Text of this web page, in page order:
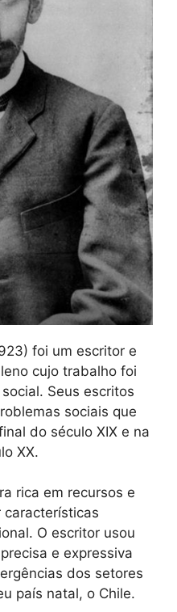
foi um escritor e
cujo trabalho foi
Seus escritos
sociais que
do século XIX e na
XX.
rica em recursos e
características
O escritor usou
e expressiva
dos setores
país natal, o Chile.